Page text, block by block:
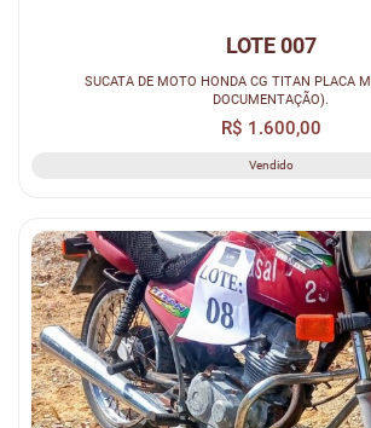
LOTE 007
SUCATA DE MOTO HONDA CG TITAN PLACA
DOCUMENTAÇÃO).
R$ 1.600,00
Vendido